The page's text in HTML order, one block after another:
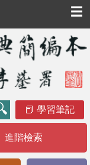
☰
學習筆記
進階檢索